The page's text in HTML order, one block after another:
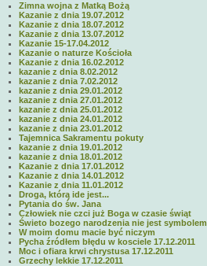
Zimna wojna z Matką Bożą
Kazanie z dnia 19.07.2012
Kazanie z dnia 18.07.2012
Kazanie z dnia 13.07.2012
Kazanie 15-17.04.2012
Kazanie o naturze Kościoła
Kazanie z dnia 16.02.2012
kazanie z dnia 8.02.2012
kazanie z dnia 7.02.2012
kazanie z dnia 29.01.2012
kazanie z dnia 27.01.2012
kazanie z dnia 25.01.2012
kazanie z dnia 24.01.2012
kazanie z dnia 23.01.2012
Tajemnica Sakramentu pokuty
kazanie z dnia 19.01.2012
kazanie z dnia 18.01.2012
Kazanie z dnia 17.01.2012
Kazanie z dnia 14.01.2012
Kazanie z dnia 11.01.2012
Droga, którą ide jest...
Pytania do św. Jana
Człowiek nie czci już Boga w czasie świąt
Świeto bozego narodzenia nie jest symbolem
W moim domu macie być niczym
Pycha źródłem błędu w kosciele 17.12.2011
Moc i ofiara krwi chrystusa 17.12.2011
Grzechy lekkie 17.12.2011